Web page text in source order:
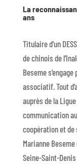
La
ans
Titulaire d’un
de chinois de
Beseme
associatif. Tout
auprès de la
communication
coopération et de
Marianne
Seine-Saint-